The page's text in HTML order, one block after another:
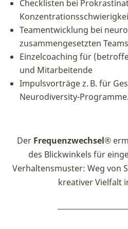
Checklisten bei
Teamentwicklung bei
zusammengesetzten Teams
Einzelcoaching für
und Mitarbeitende
Impulsvorträge z. B. für
Neurodiversity-Programme.
Der Frequenzwechsel®
des Blickwinkels für
Verhaltensmuster: Weg von
kreativer Vielfalt